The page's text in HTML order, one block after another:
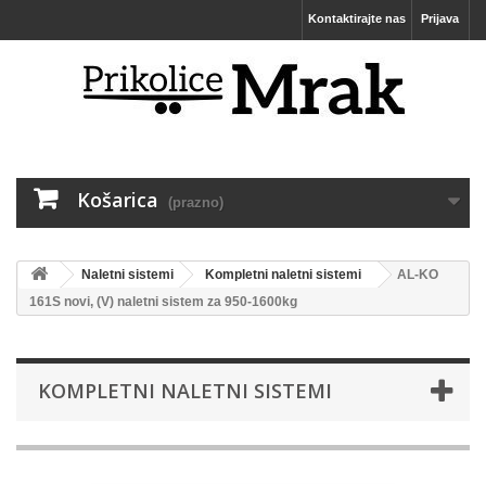
Prijava
Kontaktirajte nas
Košarica (prazno)
Naletni sistemi Kompletni naletni sistemi
AL-KO
161S novi, (V) naletni sistem za 950-1600kg
KOMPLETNI NALETNI SISTEMI